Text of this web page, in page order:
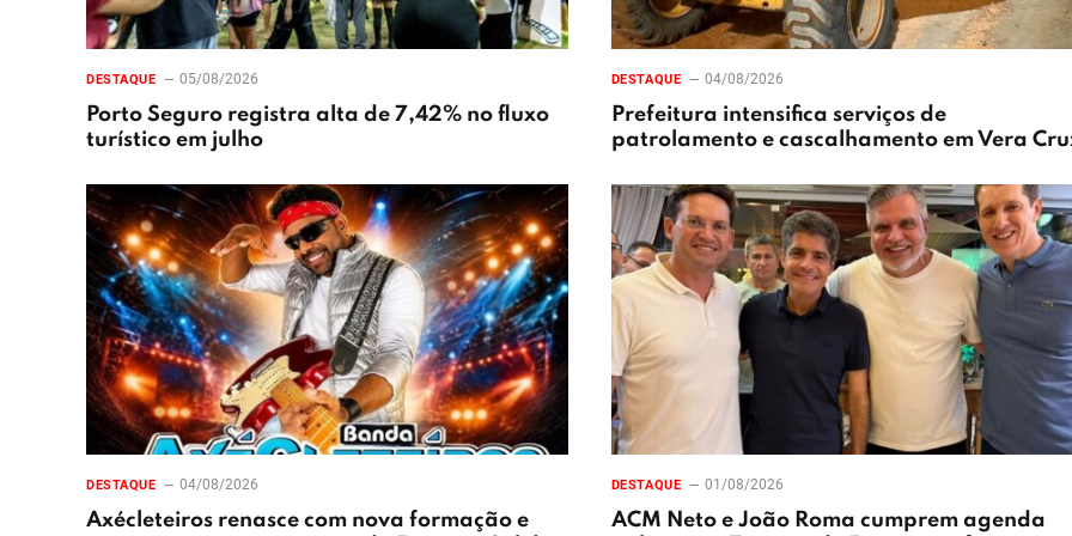
DESTAQUE 05/08/2026
Porto Seguro registra alta de 7,42% no fluxo
turístico em julho
DESTAQUE 04/08/2026
Prefeitura intensifica serviços de
patrolamento e cascalhamento em Vera
DESTAQUE 04/08/2026
Axécleteiros renasce com nova formação e
DESTAQUE 01/08/2026
ACM Neto e João Roma cumprem agenda